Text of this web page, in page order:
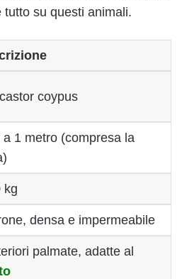
su questi animali.
coypus
a 1 metro (compresa la
kg
densa e impermeabile
palmate, adatte al